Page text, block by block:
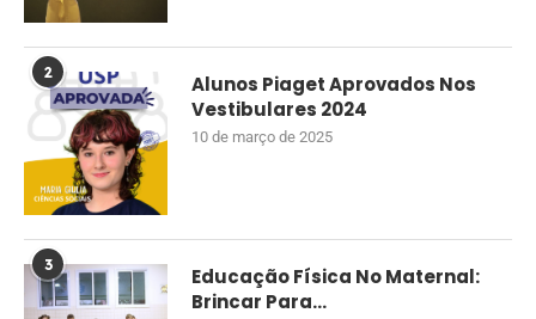
2
Alunos Piaget Aprovados Nos
Vestibulares 2024
10 de março de 2025
3
Educação Física No Maternal:
Brincar Para...